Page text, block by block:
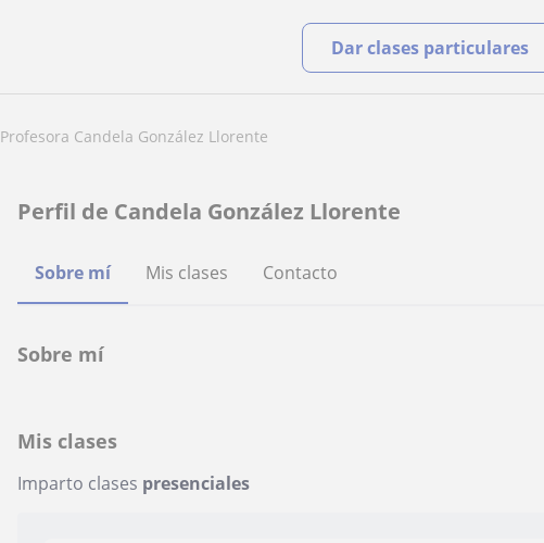
Dar clases particulares
Profesora Candela González Llorente
Perfil de Candela González Llorente
Sobre mí Mis clases Contacto
Sobre mí
Mis clases
Imparto clases presenciales